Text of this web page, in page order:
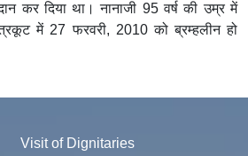
कर दिया था। नानाजी 95 वर्ष की उम्र में
में 27 फरवरी, 2010 को ब्रम्हलीन हो
Visit of Dignitaries